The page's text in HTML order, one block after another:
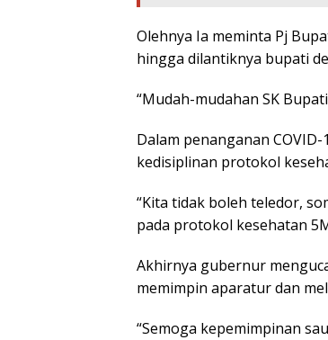
Olehnya Ia meminta Pj
hingga dilantiknya bupati
“Mudah-mudahan SK
Dalam penanganan
kedisiplinan protokol
“Kita tidak boleh teledor,
pada protokol kesehatan
Akhirnya gubernur
memimpin aparatur dan
“Semoga kepemimpinan